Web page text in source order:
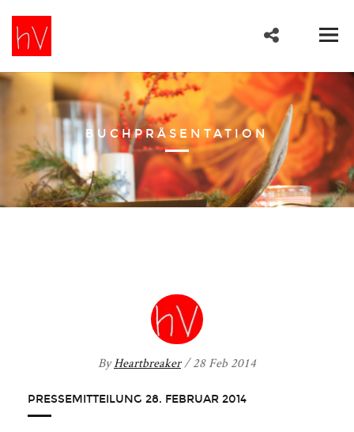
BUCHPRÄSENTATION
ByHeartbreaker/ 28 Feb 2014
PRESSEMITTEILUNG 28. FEBRUAR 2014